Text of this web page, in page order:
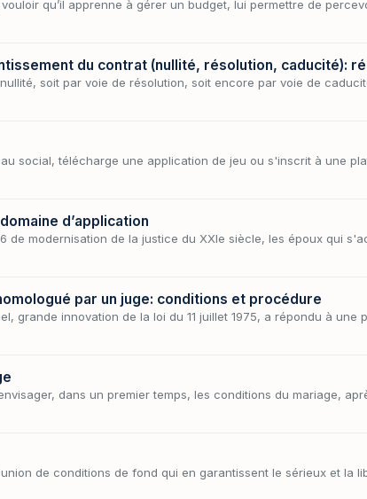
qu’il apprenne à gérer un budget, lui permettre de
du contrat (nullité, résolution, caducité):
soit par voie de résolution, soit encore par voie de
social, télécharge une application de jeu ou s'inscrit à une
d’application
de modernisation de la justice du XXIe siècle, les époux qui
par un juge: conditions et procédure
grande innovation de la loi du 11 juillet 1975, a répondu à
dans un premier temps, les conditions du mariage,
de conditions de fond qui en garantissent le sérieux et la